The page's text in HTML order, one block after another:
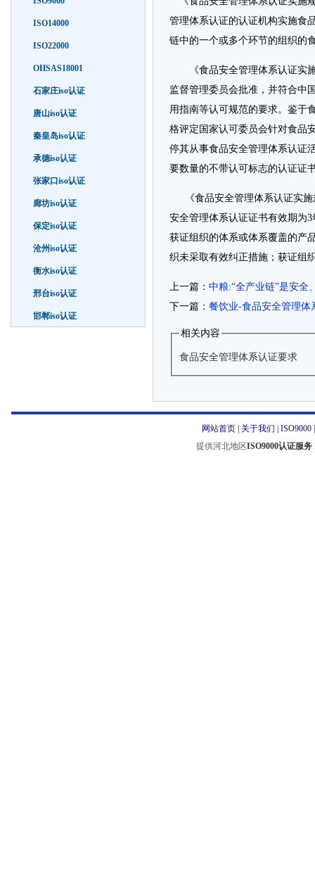
ISO14000
ISO22000
OHSAS18001
石家庄iso认证
唐山iso认证
秦皇岛iso认证
承德iso认证
张家口iso认证
廊坊iso认证
保定iso认证
沧州iso认证
衡水iso认证
邢台iso认证
邯郸iso认证
管理体系认证的认证机构实施食
链中的一个或多个环节的组织的
《食品安全管理体系认证实施
监督管理委员会批准，并符合中
用指南等认可规范的要求。鉴于
格评定国家认可委员会针对食品
停其从事食品安全管理体系认证
要数量的不带认可标志的认证证
《食品安全管理体系认证实施
安全管理体系认证证书有效期为
获证组织的体系或体系覆盖的产
织未采取有效纠正措施；获证组
上一篇： 中粮:“全产业链”是安全
下一篇： 餐饮业-食品安全管理体
相关内容
食品安全管理体系认证要求
网站首页| 关于我们 ISO9000
提供河北地区ISO9000认证服务